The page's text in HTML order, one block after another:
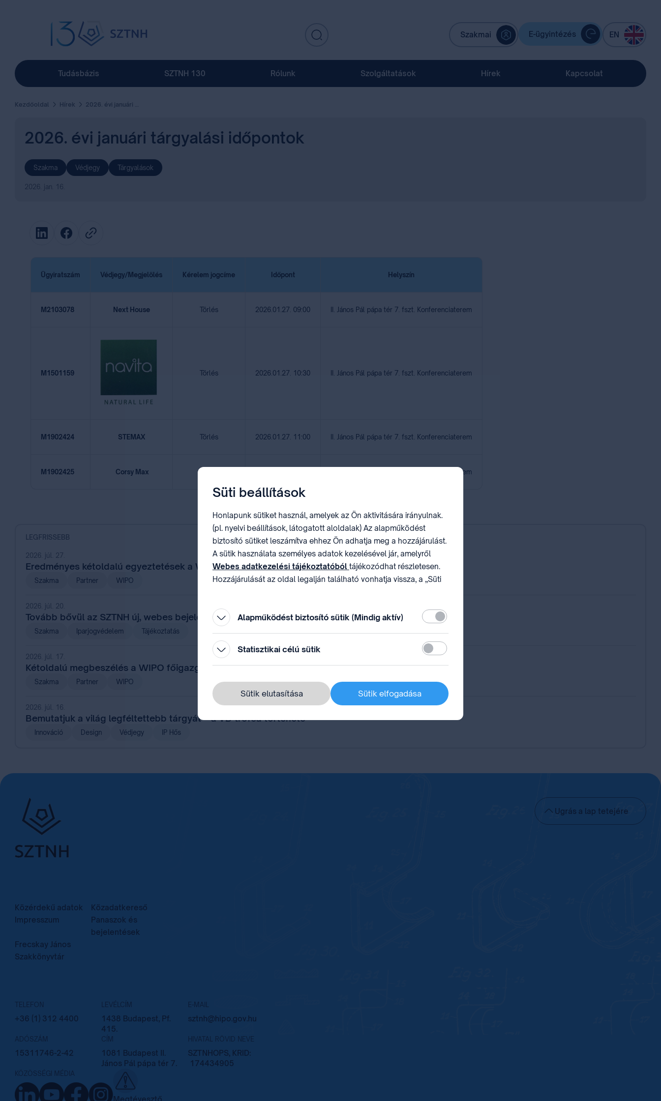
Szakmai E-ügyintézés EN
Tudásbázis SZTNH 130 Rólunk Szolgáltatások Hírek Kapcsolat
Kezdőoldal Hírek 2026. évi januári tárgyalási időpontok
2026. évi januári tárgyalási időpontok
Szakma Védjegy Tárgyalások
2026. jan. 16.
Ügyiratszám Védjegy/Megjelölés Kérelem jogcíme Időpont Helyszín
M2103078 Next House Törlés 2026.01.27. 09:00 II. János Pál pápa tér 7. fszt. Konferenciaterem
M1501159 Törlés 2026.01.27. 10:30 II. János Pál pápa tér 7. fszt. Konferenciaterem
M1902424 STEMAX Törlés 2026.01.27. 11:00 II. János Pál pápa tér 7. fszt. Konferenciaterem
M1902425 Corsy Max II. János Pál pápa tér 7. fszt. Konferenciaterem
LEGFRISSEBB
2026. júl. 27.
Eredményes kétoldalú egyeztetések a WIPO 68. közgyűléssorozata margójan Genfben
Szakma Partner WIPO
2026. júl. 20.
Tovább bővül az SZTNH új, webes bejelentési rendszere
Szakma Iparjogvédelem Tájékoztatás
2026. júl. 17.
Kétoldalú megbeszélés a WIPO főigazgatójával
Szakma Partner WIPO
2026. júl. 16.
Bemutatjuk a világ legféltettebb tárgyát – a VB-trófea története
Innováció Design Védjegy IP Hős
Ugrás a lap tetejére
Közérdekű adatok
Közadatkereső
Impresszum
Panaszok és
bejelentések
Frecskay János
Szakkönyvtár
TELEFON
+36 (1) 312 4400
LEVÉLCÍM
1438 Budapest, Pf.
415.
E-MAIL
sztnh@hipo.gov.hu
ADÓSZÁM
15311746-2-42
CÍM
1081 Budapest II.
János Pál pápa tér 7.
HIVATAL RÖVID NEVE
SZTNHOPS, KRID:
174434905
KÖZÖSSÉGI MÉDIA
Süti beállítások
Honlapunk sütiket használ, amelyek az Ön aktivitására irányulnak.
(pl. nyelvi beállítások, látogatott aloldalak) Az alapműködést
biztosító sütiket leszámítva ehhez Ön adhatja meg a hozzájárulást.
A sütik használata személyes adatok kezelésével jár, amelyről
Webes adatkezelési tájékoztatóból tájékozódhat részletesen.
Hozzájárulását az oldal legalján található vonhatja vissza, a „Süti
Alapműködést biztosító sütik (Mindig aktív) Kötelező
Statisztikai célú sütik Statisztikai
Sütik elutasítása Sütik elfogadása